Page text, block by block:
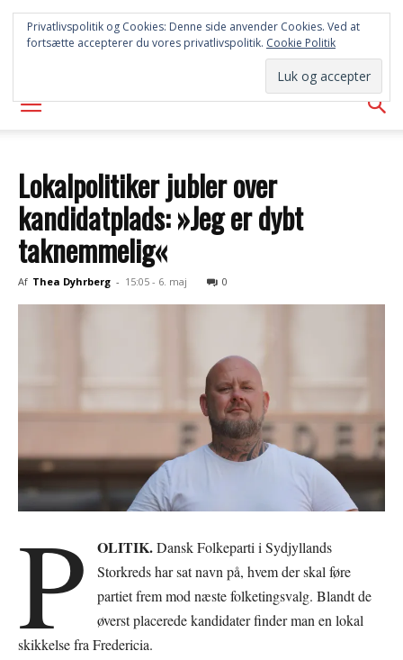
SYD
AVISEN
Lokalpolitiker jubler over
kandidatplads: »Jeg er dybt
taknemmelig«
Af Thea Dyhrberg - 15:05 - 6. maj 0
P OLITIK.Dansk Folkeparti i Sydjyllands
Storkreds har sat navn på, hvem der skal føre
partiet frem mod næste folketingsvalg. Blandt de
øverst placerede kandidater finder man en lokal
skikkelse fra Fredericia.
Privatlivspolitik og Cookies: Denne side anvender Cookies. Ved at
fortsætte accepterer du vores privatlivspolitik. Cookie Politik